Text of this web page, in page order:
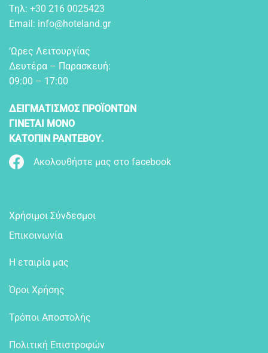
Τηλ: +30 216 0025423
Email: info@hoteland.gr
‘Ωρες Λειτουργίας
Δευτέρα – Παρασκευή:
09:00 – 17:00
ΔΕΙΓΜΑΤΙΣΜΟΣ ΠΡΟΪΟΝΤΩΝ
ΓΙΝΕΤΑΙ ΜΟΝΟ
ΚΑΤΟΠΙΝ ΡΑΝΤΕΒΟΥ.
Ακολουθήστε μας στο facebook
Χρήσιμοι Σύνδεσμοι
Επικοινωνία
Η εταιρία μας
Όροι Χρήσης
Τρόποι Αποστολής
Πολιτική Επιστροφών